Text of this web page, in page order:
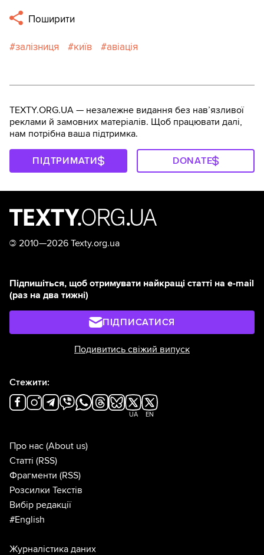
Поширити
залізниця київ авіація
TEXTY.ORG.UA — незалежне видання без навʼязливої
реклами й замовних матеріалів. Щоб працювати далі,
нам потрібна ваша підтримка.
ПІДТРИМАТИ DONATE
© 2010—2026 Texty.org.ua
Підпишіться, щоб отримувати найкращі статті на e-mail
(раз на два тижні)
ПІДПИСАТИСЯ
Подивитись свіжий випуск
Стежити:
UA EN
Про нас (About us)
Статті (RSS)
Фрагменти (RSS)
Розсилки Текстів
Вибір редакції
#English
Журналістика даних